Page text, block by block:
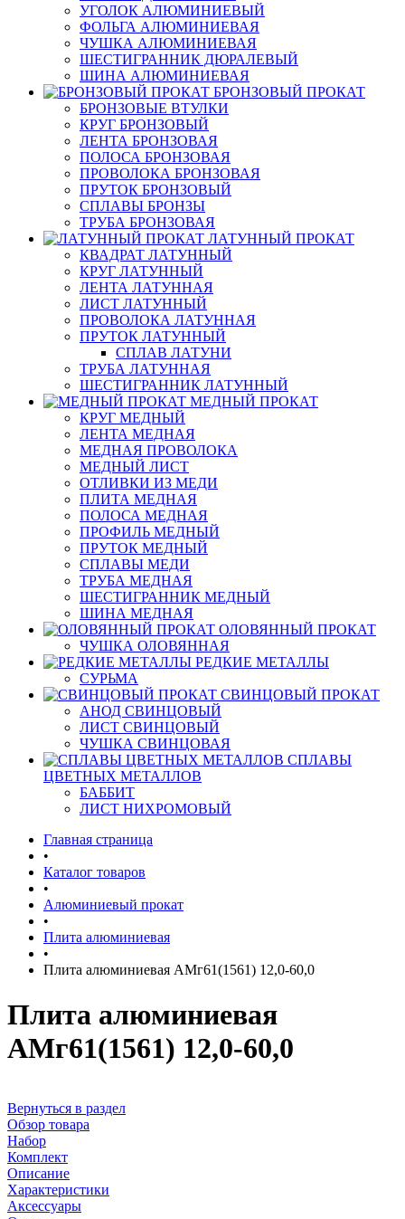
УГОЛОК АЛЮМИНИЕВЫЙ
ФОЛЬГА АЛЮМИНИЕВАЯ
ЧУШКА АЛЮМИНИЕВАЯ
ШЕСТИГРАННИК ДЮРАЛЕВЫЙ
ШИНА АЛЮМИНИЕВАЯ
БРОНЗОВЫЙ ПРОКАТ
БРОНЗОВЫЕ ВТУЛКИ
КРУГ БРОНЗОВЫЙ
ЛЕНТА БРОНЗОВАЯ
ПОЛОСА БРОНЗОВАЯ
ПРОВОЛОКА БРОНЗОВАЯ
ПРУТОК БРОНЗОВЫЙ
СПЛАВЫ БРОНЗЫ
ТРУБА БРОНЗОВАЯ
ЛАТУННЫЙ ПРОКАТ
КВАДРАТ ЛАТУННЫЙ
КРУГ ЛАТУННЫЙ
ЛЕНТА ЛАТУННАЯ
ЛИСТ ЛАТУННЫЙ
ПРОВОЛОКА ЛАТУННАЯ
ПРУТОК ЛАТУННЫЙ
СПЛАВ ЛАТУНИ
ТРУБА ЛАТУННАЯ
ШЕСТИГРАННИК ЛАТУННЫЙ
МЕДНЫЙ ПРОКАТ
КРУГ МЕДНЫЙ
ЛЕНТА МЕДНАЯ
МЕДНАЯ ПРОВОЛОКА
МЕДНЫЙ ЛИСТ
ОТЛИВКИ ИЗ МЕДИ
ПЛИТА МЕДНАЯ
ПОЛОСА МЕДНАЯ
ПРОФИЛЬ МЕДНЫЙ
ПРУТОК МЕДНЫЙ
СПЛАВЫ МЕДИ
ТРУБА МЕДНАЯ
ШЕСТИГРАННИК МЕДНЫЙ
ШИНА МЕДНАЯ
ОЛОВЯННЫЙ ПРОКАТ
ЧУШКА ОЛОВЯННАЯ
РЕДКИЕ МЕТАЛЛЫ
СУРЬМА
СВИНЦОВЫЙ ПРОКАТ
АНОД СВИНЦОВЫЙ
ЛИСТ СВИНЦОВЫЙ
ЧУШКА СВИНЦОВАЯ
СПЛАВЫ
ЦВЕТНЫХ МЕТАЛЛОВ
БАББИТ
ЛИСТ НИХРОМОВЫЙ
Главная страница
•
Каталог товаров
•
Алюминиевый прокат
•
Плита алюминиевая
•
Плита алюминиевая АМг61(1561) 12,0-60,0
Плита алюминиевая
АМг61(1561) 12,0-60,0
Вернуться в раздел
Обзор товара
Набор
Комплект
Описание
Характеристики
Аксессуары